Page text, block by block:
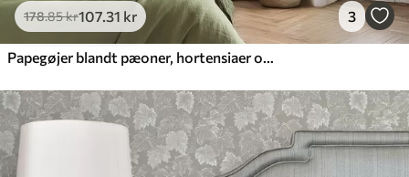
178.85kr107.31 kr 3
Papegøjer blandt pæoner, hortensiaer og magnolier